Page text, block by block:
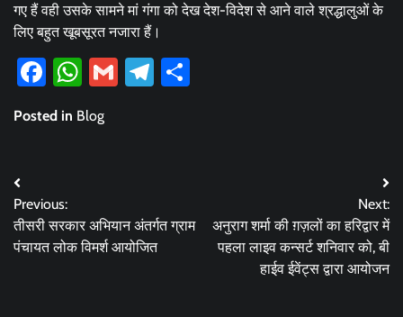
गए हैं वही उसके सामने मां गंगा को देख देश-विदेश से आने वाले श्रद्धालुओं के
लिए बहुत खूबसूरत नजारा हैं।
Facebook
WhatsApp
GmailTelegram
Posted in Blog
Post
navigation
Previous:
तीसरी सरकार अभियान अंतर्गत ग्राम
पंचायत लोक विमर्श आयोजित
Next:
अनुराग शर्मा की ग़ज़लों का हरिद्वार में
पहला लाइव कन्सर्ट शनिवार को, बी
हाईव ईवेंट्स द्वारा आयोजन